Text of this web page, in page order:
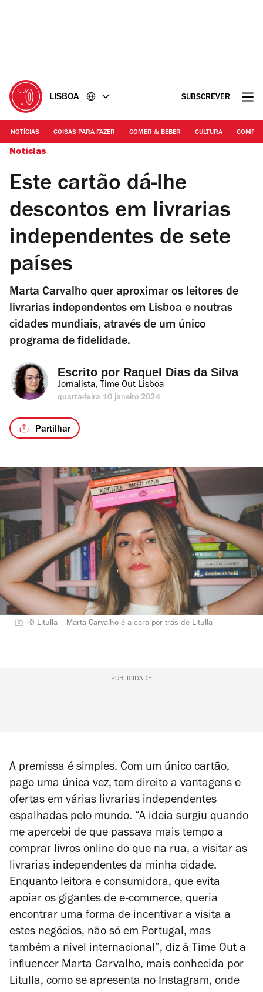
LISBOA SUBSCREVER
NOTÍCIAS COISAS PARA FAZER COMER & BEBER CULTURA
Notícias
Este cartão dá-lhe
descontos em livrarias
independentes de sete
países
Marta Carvalho quer aproximar os leitores de
livrarias independentes em Lisboa e noutras
cidades mundiais, através de um único
programa de fidelidade.
Escrito por Raquel Dias da Silva
Jornalista, Time Out Lisboa
quarta-feira 10 janeiro 2024
Partilhar
© Litulla | Marta Carvalho é a cara por trás de Litulla
PUBLICIDADE
A premissa é simples. Com um único cartão,
pago uma única vez, tem direito a vantagens e
ofertas em várias livrarias independentes
espalhadas pelo mundo. “A ideia surgiu quando
me apercebi de que passava mais tempo a
comprar livros online do que na rua, a visitar as
livrarias independentes da minha cidade.
Enquanto leitora e consumidora, que evita
apoiar os gigantes de e-commerce, queria
encontrar uma forma de incentivar a visita a
estes negócios, não só em Portugal, mas
também a nível internacional”, diz à Time Out a
influencer Marta Carvalho, mais conhecida por
Litulla, como se apresenta no Instagram, onde